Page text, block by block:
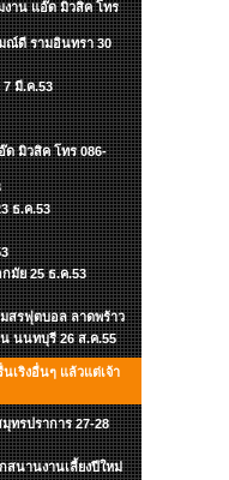
าน แอ๊ด มิวสิค โทร
มณ์ดี รามอินทรา 30
มี.ค.53
ด มิวสิค โทร 086-
ธ.ค.53
มัย 25 ธ.ค.53
มสรฟุตบอล ลาดพร้าว
น นนทบุรี 26 ส.ค.55
เริงอื่นๆ แล้วแต่เจ้า
ทรปราการ 27-28
สนานงานเลี้ยงปีใหม่